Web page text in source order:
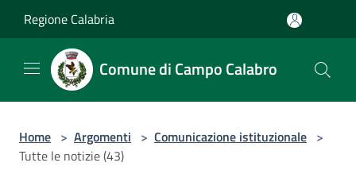
Regione Calabria
Comune di Campo Calabro
Home > Argomenti > Comunicazione istituzionale >
Tutte le notizie (43)